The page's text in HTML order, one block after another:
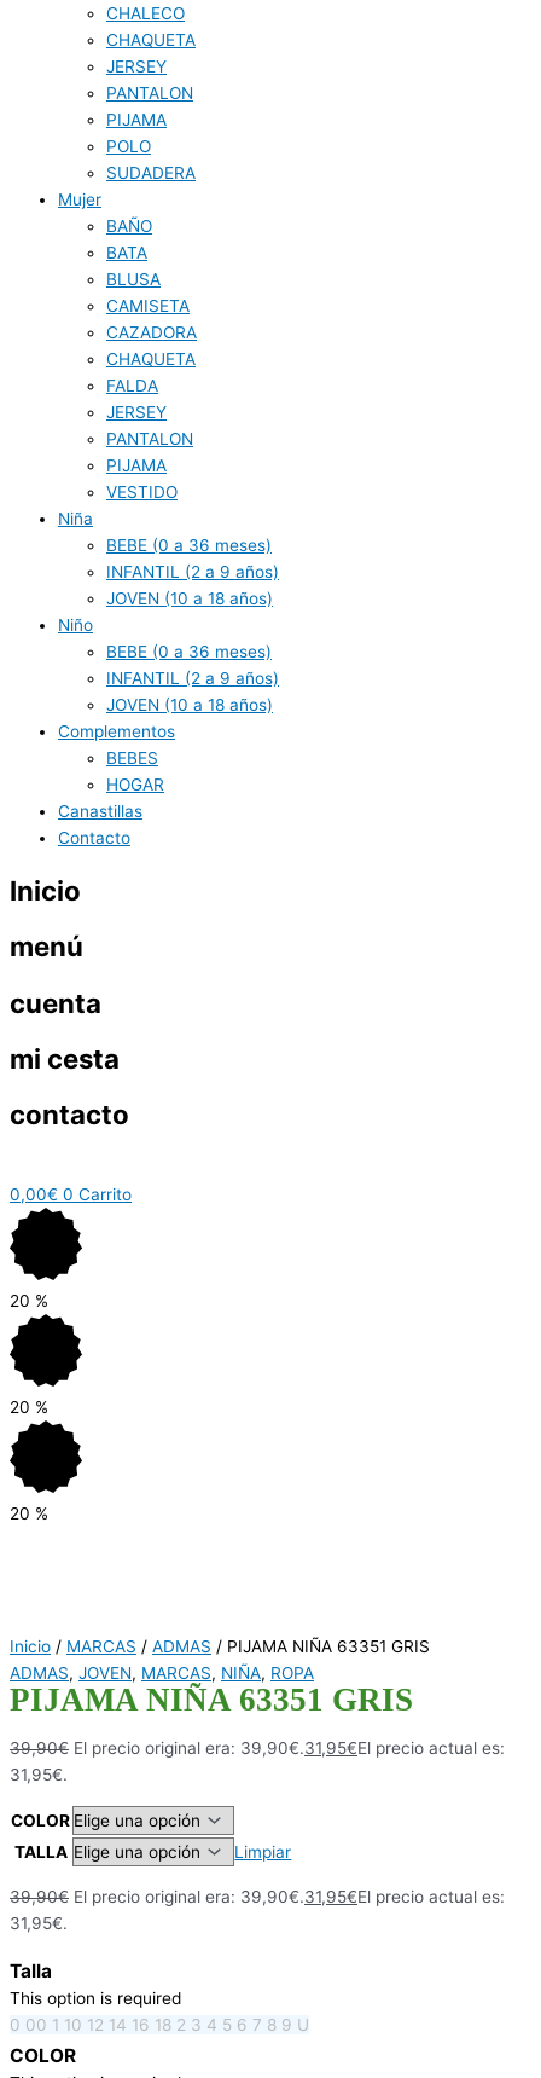
CHALECO
CHAQUETA
JERSEY
PANTALON
PIJAMA
POLO
SUDADERA
Mujer
BAÑO
BATA
BLUSA
CAMISETA
CAZADORA
CHAQUETA
FALDA
JERSEY
PANTALON
PIJAMA
VESTIDO
Niña
BEBE (0 a 36 meses)
INFANTIL (2 a 9 años)
JOVEN (10 a 18 años)
Niño
BEBE (0 a 36 meses)
INFANTIL (2 a 9 años)
JOVEN (10 a 18 años)
Complementos
BEBES
HOGAR
Canastillas
Contacto
Inicio
menú
cuenta
mi cesta
contacto
0,00€ 0 Carrito
20 %
20 %
20 %
Inicio / MARCAS / ADMAS / PIJAMA NIÑA 63351 GRIS
ADMAS, JOVEN, MARCAS, NIÑA, ROPA
PIJAMA NIÑA 63351 GRIS
39,90€ El precio original era: 39,90€.31,95€El precio actual es:
31,95€.
COLOR
TALLA
Limpiar
39,90€ El precio original era: 39,90€.31,95€El precio actual es:
31,95€.
Talla
This option is required
0 00 1 10 12 14 16 18 2 3 4 5 6 7 8 9 U
COLOR